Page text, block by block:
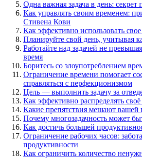
Одна важная задача в день: секрет
Как управлять своим временем:
Стивена Кови
Как эффективно использовать
Планируйте свой день, учитывая
Работайте над задачей не
время
Боритесь со злоупотреблением
Ограничение времени помогает
справляться с перфекционизмом
Цель — выполнить задачу за
Как эффективно распределять
Какие препятствия мешают вашей
Почему многозадачность может
Как достичь большей
Ограничение рабочих часов:
продуктивности
Как ограничить количество